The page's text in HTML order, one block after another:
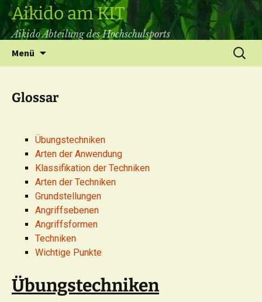
Aikido am KIT
Aikido Abteilung des Hochschulsports
Menü
Suchen
nach:
Glossar
Übungstechniken
Arten der Anwendung
Klassifikation der Techniken
Arten der Techniken
Grundstellungen
Angriffsebenen
Angriffsformen
Techniken
Wichtige Punkte
Übungstechniken